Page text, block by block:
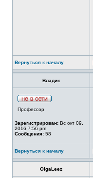
Вернуться к началу
Владик
Профессор
Зарегистрирован: Вс окт 09,
2016 7:56 pm
Сообщения: 58
Вернуться к началу
OlgaLeez